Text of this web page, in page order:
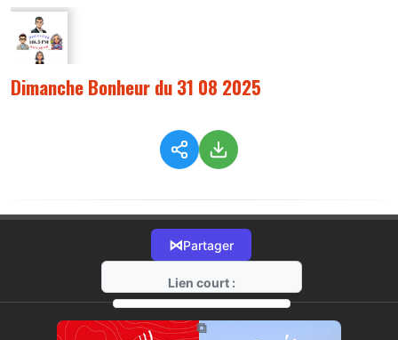
Dimanche Bonheur du 31 08 2025
⋈Partager
Lien court :
https://radio-g.fr?18426
⧉